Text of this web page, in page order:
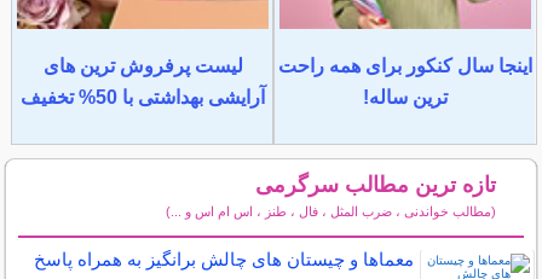
اینجا سال کنکور برای همه راحت
ترین ساله!
لیست پرفروش ترین های
آرایشی بهداشتی با 50% تخفیف
تازه ترین مطالب سرگرمی
(مطالب خواندنی ، ضرب المثل ، فال ، طنز ، اس ام اس و ...)
معماها و چیستان های چالش برانگیز به همراه پاسخ